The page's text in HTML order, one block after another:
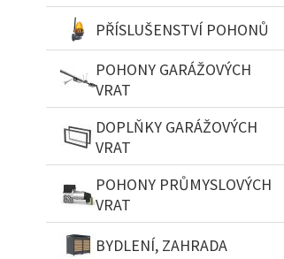
PŘÍSLUŠENSTVÍ POHONŮ
POHONY GARÁŽOVÝCH
VRAT
DOPLŇKY GARÁŽOVÝCH
VRAT
POHONY PRŮMYSLOVÝCH
VRAT
BYDLENÍ, ZAHRADA